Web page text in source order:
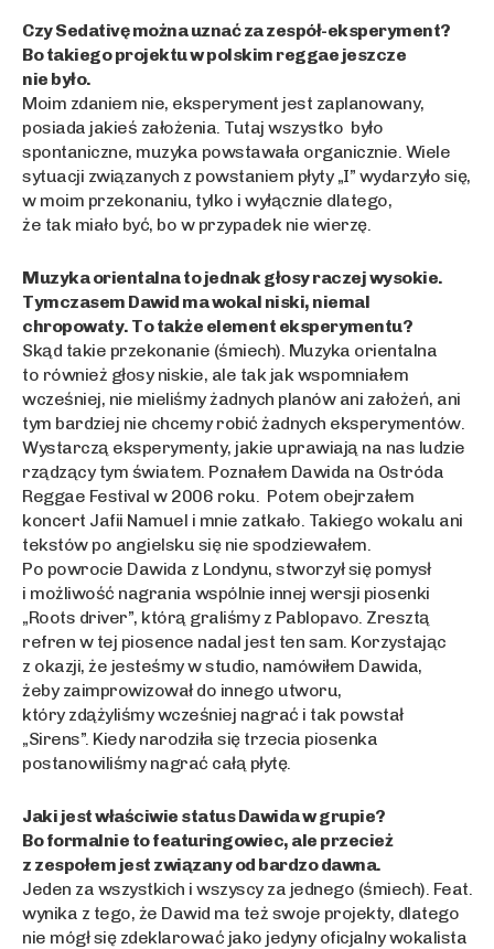
Czy Sedativę można uznać za zespół-eksperyment?
Bo takiego projektu w polskim reggae jeszcze
nie było.
Moim zdaniem nie, eksperyment jest zaplanowany,
posiada jakieś założenia. Tutaj wszystko było
spontaniczne, muzyka powstawała organicznie. Wiele
sytuacji związanych z powstaniem płyty „I” wydarzyło się,
w moim przekonaniu, tylko i wyłącznie dlatego,
że tak miało być, bo w przypadek nie wierzę.
Muzyka orientalna to jednak głosy raczej wysokie.
Tymczasem Dawid ma wokal niski, niemal
chropowaty. To także element eksperymentu?
Skąd takie przekonanie (śmiech). Muzyka orientalna
to również głosy niskie, ale tak jak wspomniałem
wcześniej, nie mieliśmy żadnych planów ani założeń, ani
tym bardziej nie chcemy robić żadnych eksperymentów.
Wystarczą eksperymenty, jakie uprawiają na nas ludzie
rządzący tym światem. Poznałem Dawida na Ostróda
Reggae Festival w 2006 roku. Potem obejrzałem
koncert Jafii Namuel i mnie zatkało. Takiego wokalu ani
tekstów po angielsku się nie spodziewałem.
Po powrocie Dawida z Londynu, stworzył się pomysł
i możliwość nagrania wspólnie innej wersji piosenki
„Roots driver”, którą graliśmy z Pablopavo. Zresztą
refren w tej piosence nadal jest ten sam. Korzystając
z okazji, że jesteśmy w studio, namówiłem Dawida,
żeby zaimprowizował do innego utworu,
który zdążyliśmy wcześniej nagrać i tak powstał
„Sirens”. Kiedy narodziła się trzecia piosenka
postanowiliśmy nagrać całą płytę.
Jaki jest właściwie status Dawida w grupie?
Bo formalnie to featuringowiec, ale przecież
z zespołem jest związany od bardzo dawna.
Jeden za wszystkich i wszyscy za jednego (śmiech). Feat.
wynika z tego, że Dawid ma też swoje projekty, dlatego
nie mógł się zdeklarować jako jedyny oficjalny wokalista